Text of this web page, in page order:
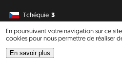
En poursuivant votre navigation sur ce
cookies pour nous permettre de réaliser
En savoir plus
Tchéquie 3
Amérique du Sud
Philipp J. Conrad